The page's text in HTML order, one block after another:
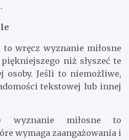
to wręcz wyznanie miłosne
niż słyszeć te
osoby. Jeśli to niemożliwe,
tekstowej lub innej
wyznanie miłosne to
wymaga zaangażowania i